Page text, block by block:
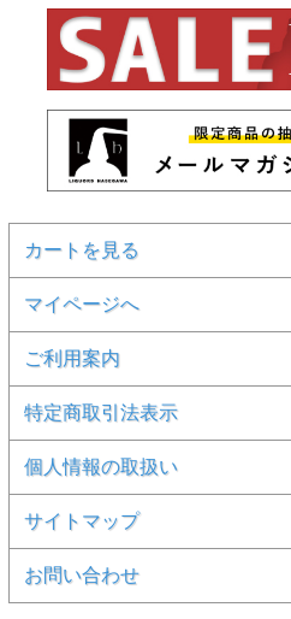
カートを見る
マイページへ
ご利用案内
特定商取引法表示
個人情報の取扱い
サイトマップ
お問い合わせ